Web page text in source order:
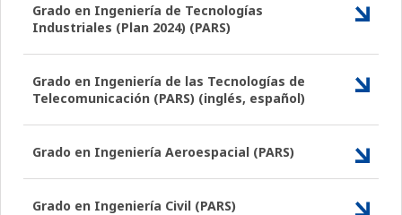
Grado en Ingeniería de Tecnologías
Industriales (Plan 2024) (PARS)
Grado en Ingeniería de las Tecnologías de
Telecomunicación (PARS) (inglés, español)
Grado en Ingeniería Aeroespacial (PARS)
Grado en Ingeniería Civil (PARS)